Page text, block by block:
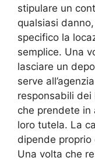
stipulare un
qualsiasi
specifico la
semplice. Una
lasciare un
serve
responsabili dei
che prendete
loro tutela. La
dipende
Una volta che